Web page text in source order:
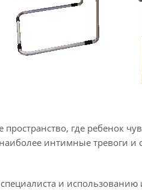
пространство, где ребенок
интимные тревоги и
и